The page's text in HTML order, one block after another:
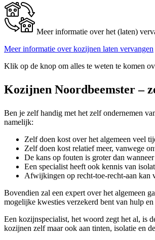
Meer informatie over het (laten)
Meer informatie over kozijnen laten vervangen
Klik op de knop om alles te weten te komen
Kozijnen Noordbeemster –
Ben je zelf handig met het zelf ondernemen
namelijk:
Zelf doen kost over het algemeen veel
Zelf doen kost relatief meer, vanwege
De kans op fouten is groter dan
Een specialist heeft ook kennis van
Afwijkingen op recht-toe-recht-aan kan
Bovendien zal een expert over het algemeen
mogelijke kwesties verzekerd bent van hulp
Een kozijnspecialist, het woord zegt het al, is
kozijnen zelf maar ook aan tinten, isolatie en